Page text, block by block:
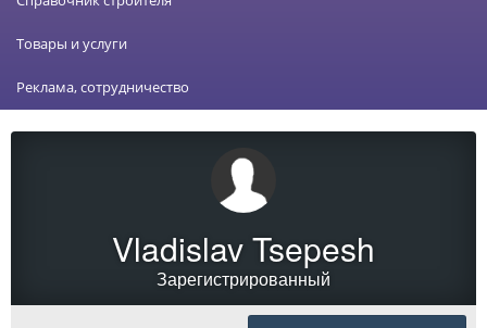
Товары и услуги
Реклама, сотрудничество
Vladislav Tsepesh
Зарегистрированный